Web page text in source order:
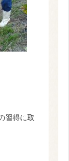
習得に取